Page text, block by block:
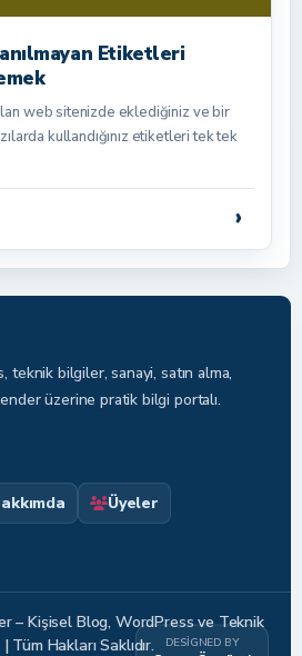
Etiketleri
web sitenizde eklediğiniz ve bir
kullandığınız etiketleri tek tek
›
teknik bilgiler, sanayi, satın alma,
üzerine pratik bilgi portalı.
Üyeler
– Kişisel Blog, WordPress ve Teknik
Tüm Hakları Saklıdır.
DESIGNED BY